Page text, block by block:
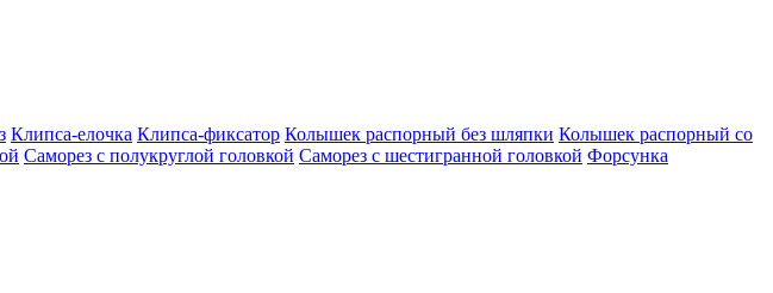
Клипса-елочка Клипса-фиксатор Колышек распорный без шляпки Колышек распорный со
Саморез с полукруглой головкой Саморез с шестигранной головкой Форсунка